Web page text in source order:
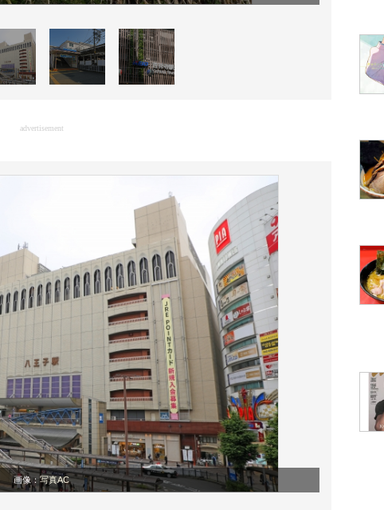
advertisement
画像： 写真AC